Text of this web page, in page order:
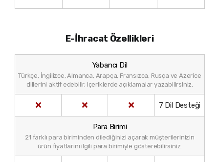
E-İhracat Özellikleri
Yabancı Dil
Türkçe, İngilizce, Almanca, Arapça, Fransızca, Rusça ve Azerice
dillerini aktif edebilir, içeriklerde açıklamalar yazabilirsiniz.
7 Dil Desteği
Para Birimi
21 farklı para biriminden dilediğinizi açarak müşterilerinizin
ürün fiyatlarını ilgili para birimiyle gösterebilirsiniz.